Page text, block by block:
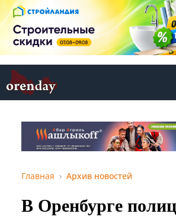
Главная Архив новостей
В Оренбурге